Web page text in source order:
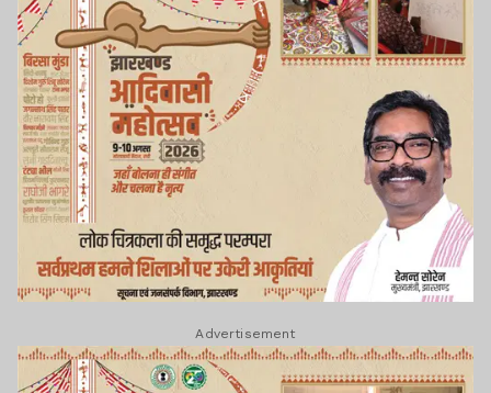
Advertisement